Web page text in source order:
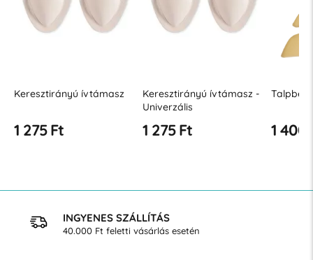
Keresztirányú ívtámasz
1 275 Ft
Keresztirányú ívtámasz -
Univerzális
1 275 Ft 1 400
INGYENES SZÁLLÍTÁS
40.000 Ft feletti vásárlás esetén